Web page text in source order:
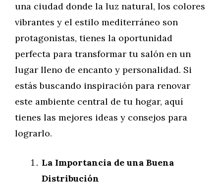
una ciudad donde la luz natural, los colores
vibrantes y el estilo mediterráneo son
protagonistas, tienes la oportunidad
perfecta para transformar tu salón en un
lugar lleno de encanto y personalidad. Si
estás buscando inspiración para renovar
este ambiente central de tu hogar, aquí
tienes las mejores ideas y consejos para
lograrlo.
La Importancia de una Buena
Distribución